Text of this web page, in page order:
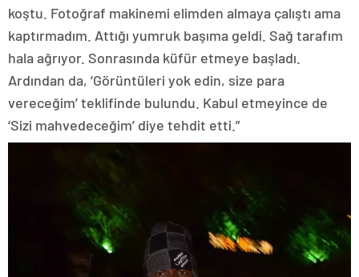
koştu. Fotoğraf makinemi elimden almaya çalıştı ama
kaptırmadım. Attığı yumruk başıma geldi. Sağ tarafım
hala ağrıyor. Sonrasında küfür etmeye başladı.
Ardından da, ‘Görüntüleri yok edin, size para
vereceğim’ teklifinde bulundu. Kabul etmeyince de
‘Sizi mahvedeceğim’ diye tehdit etti.”